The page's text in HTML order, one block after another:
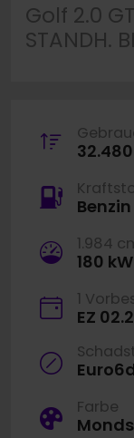
Golf 2.0
STANDH.
Benzin
1.984
180
1
EZ
Farbe